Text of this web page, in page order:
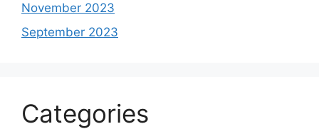
November 2023
September 2023
Categories